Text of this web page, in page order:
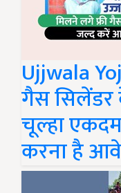
Ujjwala
गैस सिलेंडर
चूल्हा
करना है